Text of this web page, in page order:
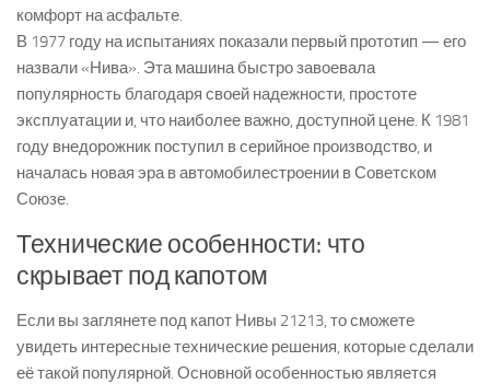
комфорт на асфальте.
В 1977 году на испытаниях показали первый прототип — его
назвали «Нива». Эта машина быстро завоевала
популярность благодаря своей надежности, простоте
эксплуатации и, что наиболее важно, доступной цене. К 1981
году внедорожник поступил в серийное производство, и
началась новая эра в автомобилестроении в Советском
Союзе.
Технические особенности: что
скрывает под капотом
Если вы заглянете под капот Нивы 21213, то сможете
увидеть интересные технические решения, которые сделали
её такой популярной. Основной особенностью является